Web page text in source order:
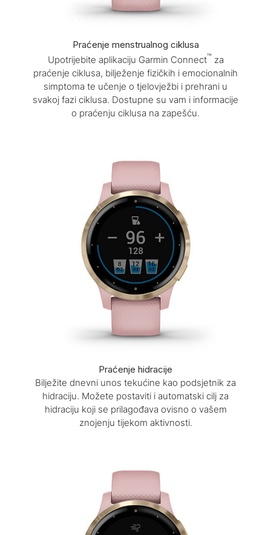
Praćenje menstrualnog ciklusa
Upotrijebite aplikaciju Garmin Connect™za
praćenje ciklusa, bilježenje fizičkih i emocionalnih
simptoma te učenje o tjelovježbi i prehrani u
svakoj fazi ciklusa. Dostupne su vam i informacije
o praćenju ciklusa na zapešću.
Praćenje hidracije
Bilježite dnevni unos tekućine kao podsjetnik za
hidraciju. Možete postaviti i automatski cilj za
hidraciju koji se prilagođava ovisno o vašem
znojenju tijekom aktivnosti.